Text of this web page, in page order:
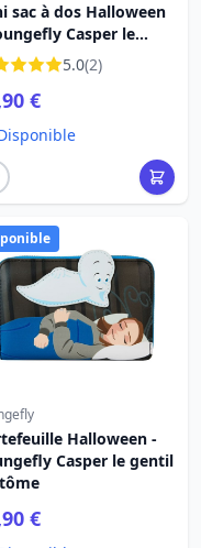
sac à dos Halloween
Casper le
fantôme
5.0(2)
€
Halloween -
Casper le gentil
€